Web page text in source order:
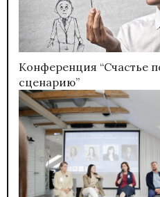
Конференция “Счастье
сценарию”